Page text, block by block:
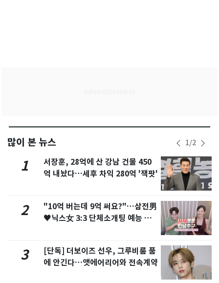
많이 본 뉴스 1/2
1
서장훈, 28억에 산 강남 건물 450
억 내놨다…세후 차익 280억 '잭팟'
2
"10억 버는데 9억 써요?"…삼전男
♥닉스女 3:3 단체소개팅 예능 화
3
[단독] 더보이즈 선우, 그루비룸 품
에 안긴다…앳에어리어와 전속계약